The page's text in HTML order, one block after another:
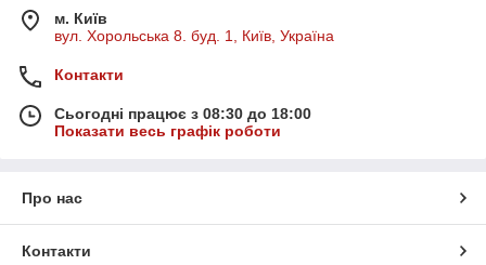
м. Київ
вул. Хорольська 8. буд. 1, Київ, Україна
Контакти
Сьогодні працює з 08:30 до 18:00
Показати весь графік роботи
Про нас
Контакти